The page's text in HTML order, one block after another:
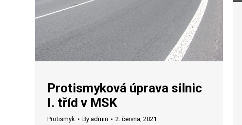
Protismyková úprava silnic
I. tříd v MSK
Protismyk By admin 2. června, 2021